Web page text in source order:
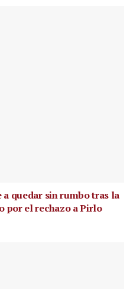
quedar sin rumbo tras la
por el rechazo a Pirlo